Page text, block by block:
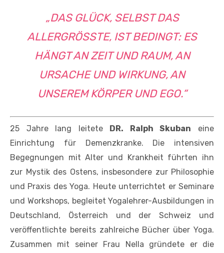
„DAS GLÜCK, SELBST DAS
ALLERGRÖSSTE, IST BEDINGT: ES H
ÄNGT AN ZEIT UND RAUM, AN U
RSACHE UND WIRKUNG, AN U
NSEREM KÖRPER UND EGO.“
25 Jahre lang leitete DR. RalphSkuban eine
Einrichtung für Demenzkranke. Die intensiven
Begegnungen mit Alter und Krankheit führten ihn
zur Mystik des Ostens, insbesondere zur Philosophie
und Praxis des Yoga. Heute unterrichtet er Seminare
und Workshops, begleitet Yogalehrer-Ausbildungen in
Deutschland, Österreich und der Schweiz und
veröffentlichte bereits zahlreiche Bücher über Yoga.
Zusammen mit seiner Frau Nella gründete er die